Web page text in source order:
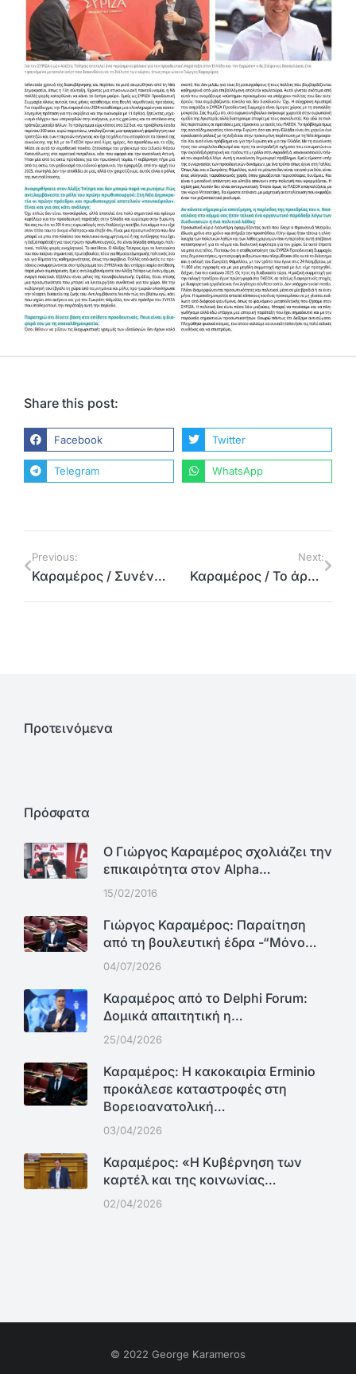
Share this post:
Facebook Twitter
Telegram WhatsApp
Previous:
Καραμέρος / Συνέντευξη στην Real News: «Κοινωνική αναγκαιότητα η σύσταση Λαϊκού Μετώπου»
Next:
Καραμέρος / Το άρθρο στην Ναυτεμπορική: Ανθεκτική Ελλάδα με την κοινωνία μέτοχο στην ανάπτυξη
Προτεινόμενα
Πρόσφατα
Ο Γιώργος Καραμέρος σχολιάζει την
επικαιρότητα στον Alpha…
15/02/2016
Γιώργος Καραμέρος: Παραίτηση
από τη βουλευτική έδρα -“Μόνο…
04/07/2026
Καραμέρος από το Delphi Forum:
Δομικά απαιτητική η…
25/04/2026
Καραμέρος: Η κακοκαιρία Erminio
προκάλεσε καταστροφές στη
Βορειοανατολική…
03/04/2026
Καραμέρος: «Η Κυβέρνηση των
καρτέλ και της κοινωνίας…
02/04/2026
© 2022 George Karameros